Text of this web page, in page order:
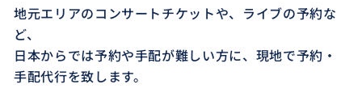
地元エリアのコンサートチケットや、ライブの予約な
ど、
日本からでは予約や手配が難しい方に、現地で予約・
手配代行を致します。